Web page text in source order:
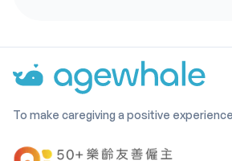
To make caregiving a positive